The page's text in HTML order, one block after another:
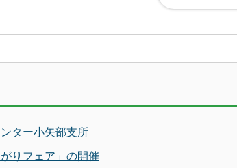
ター小矢部支所
がりフェア」の開催